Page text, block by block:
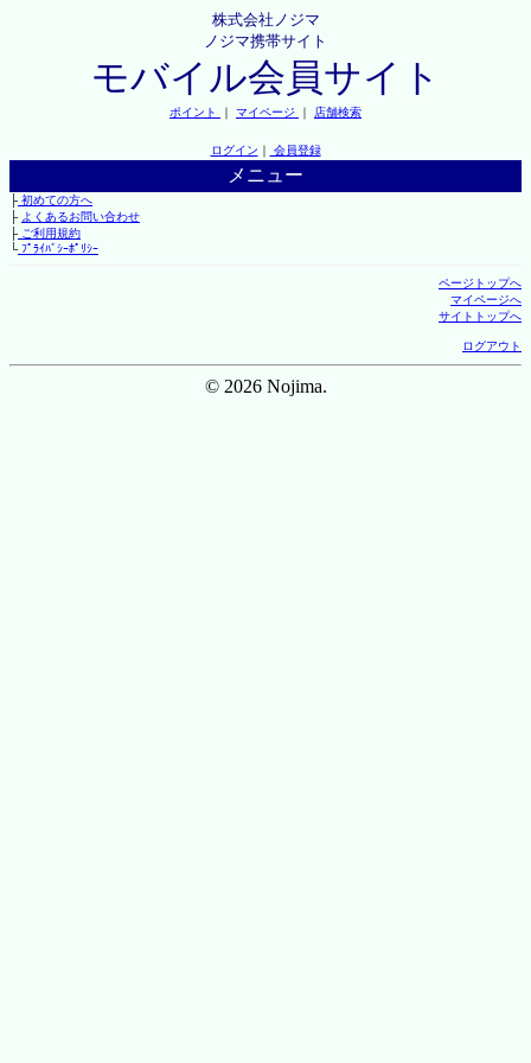
株式会社ノジマ
ノジマ携帯サイト
モバイル会員サイト
ポイント ｜ マイページ ｜ 店舗検索
ログイン ｜ 会員登録
メニュー
├初めての方へ
├ よくあるお問い合わせ
├ご利用規約
└ﾌﾟﾗｲﾊﾞｼｰﾎﾟﾘｼｰ
ページトップへ
マイページへ
サイトトップへ
ログアウト
© 2026 Nojima.